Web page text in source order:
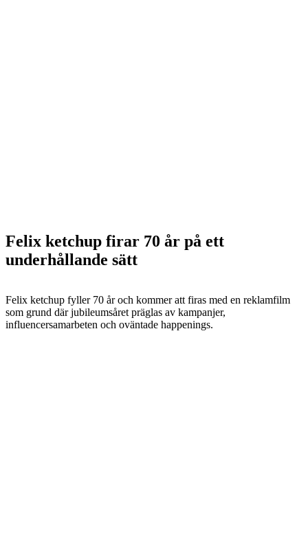
Felix ketchup firar 70 år på ett
underhållande sätt
Felix ketchup fyller 70 år och kommer att firas med en reklamfilm
som grund där jubileumsåret präglas av kampanjer,
influencersamarbeten och oväntade happenings.